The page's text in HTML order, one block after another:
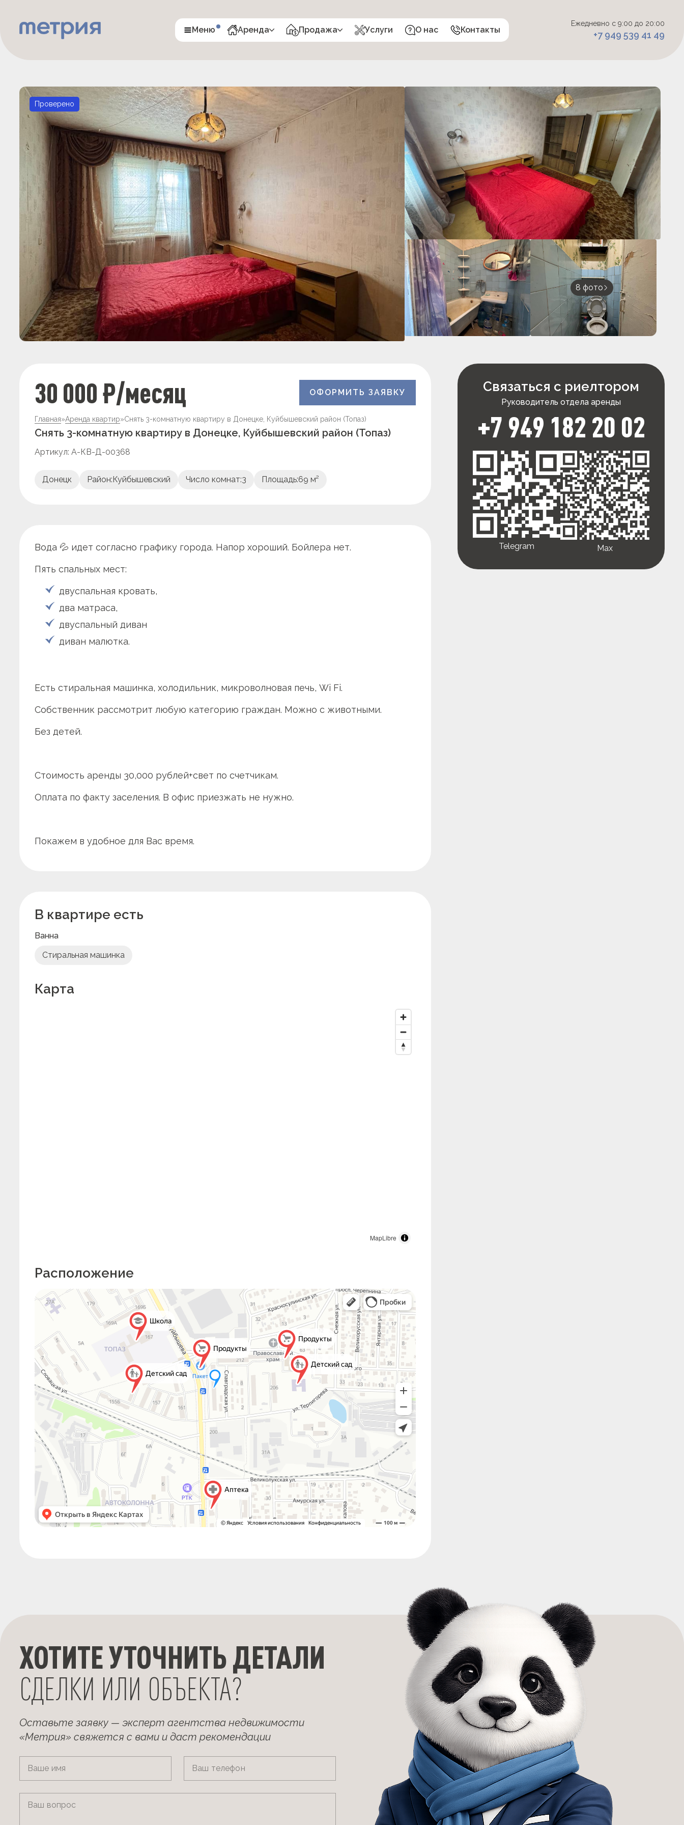
Меню Аренда Продажа Услуги О нас Контакты
Ежедневно с 9:00 до 20:00
+7 949 539 41 49
Проверено
8 фото
30 000 ₽/месяц ОФОРМИТЬ ЗАЯВКУ
Главная»Аренда квартир»Снять 3-комнатную квартиру в Донецке, Куйбышевский район (Топаз)
Снять 3-комнатную квартиру в Донецке, Куйбышевский район (Топаз)
Артикул: А-КВ-Д-00368
Донецк Район:Куйбышевский Число комнат:3 Площадь:69 м²
Вода 💦 идет согласно графику города. Напор хороший. Бойлера нет.
Пять спальных мест:
двуспальная кровать,
два матраса,
двуспальный диван
диван малютка.
Есть стиральная машинка, холодильник, микроволновая печь, Wi Fi.
Собственник рассмотрит любую категорию граждан. Можно с животными.
Без детей.
Стоимость аренды 30,000 рублей+свет по счетчикам.
Оплата по факту заселения. В офис приезжать не нужно.
Покажем в удобное для Вас время.
В квартире есть
Ванна
Стиральная машинка
Карта
MapLibre
Расположение
Связаться с риелтором
Руководитель отдела аренды
+7 949 182 20 02
Telegram Max
ХОТИТЕ УТОЧНИТЬ ДЕТАЛИ
СДЕЛКИ ИЛИ ОБЪЕКТА?
Оставьте заявку — эксперт агентства недвижимости
«Метрия» свяжется с вами и даст рекомендации
Ваше имя Ваш телефон
Ваш вопрос